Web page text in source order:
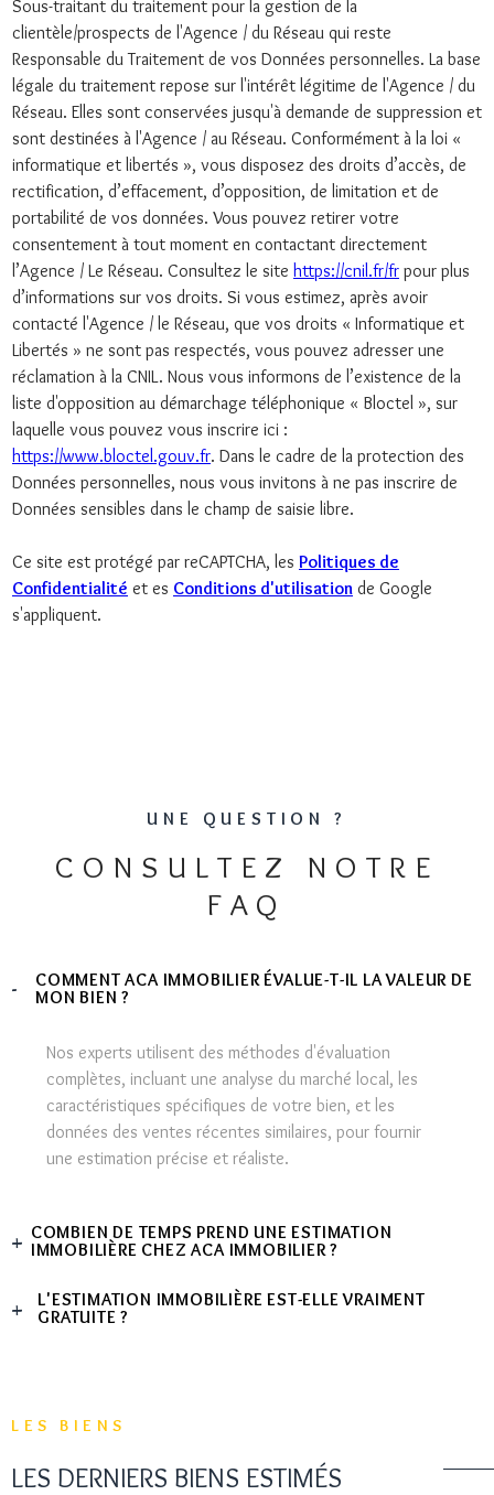
Sous-traitant du traitement pour la gestion de la
clientèle/prospects de l'Agence / du Réseau qui reste
Responsable du Traitement de vos Données personnelles. La base
légale du traitement repose sur l'intérêt légitime de l'Agence / du
Réseau. Elles sont conservées jusqu'à demande de suppression et
sont destinées à l'Agence / au Réseau. Conformément à la loi «
informatique et libertés », vous disposez des droits d’accès, de
rectification, d’effacement, d’opposition, de limitation et de
portabilité de vos données. Vous pouvez retirer votre
consentement à tout moment en contactant directement
l’Agence / Le Réseau. Consultez le site https://cnil.fr/fr pour plus
d’informations sur vos droits. Si vous estimez, après avoir
contacté l'Agence / le Réseau, que vos droits « Informatique et
Libertés » ne sont pas respectés, vous pouvez adresser une
réclamation à la CNIL. Nous vous informons de l’existence de la
liste d'opposition au démarchage téléphonique « Bloctel », sur
laquelle vous pouvez vous inscrire ici :
https://www.bloctel.gouv.fr. Dans le cadre de la protection des
Données personnelles, nous vous invitons à ne pas inscrire de
Données sensibles dans le champ de saisie libre.
Ce site est protégé par reCAPTCHA, les Politiques de
Confidentialité et es Conditions d'utilisation de Google
s'appliquent.
UNE QUESTION ?
CONSULTEZ NOTRE
FAQ
COMMENT ACA IMMOBILIER ÉVALUE-T-IL LA VALEUR DE
MON BIEN ?
Nos experts utilisent des méthodes d'évaluation
complètes, incluant une analyse du marché local, les
caractéristiques spécifiques de votre bien, et les
données des ventes récentes similaires, pour fournir
une estimation précise et réaliste.
COMBIEN DE TEMPS PREND UNE ESTIMATION
IMMOBILIÈRE CHEZ ACA IMMOBILIER ?
Nous nous engageons à fournir une estimation rapide.
L'ESTIMATION IMMOBILIÈRE EST-ELLE VRAIMENT
GRATUITE ?
de vous aider à prendre des décisions éclairées
LES BIENS
LES DERNIERS BIENS ESTIMÉS